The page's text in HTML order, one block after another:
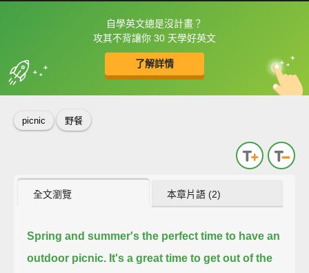
自學英文總是沒計畫？
攻其不背讓你 30 天學好英文
了解詳情
框選或點兩下字幕可以直接查字典喔！
收錄佳句 中
英
picnic 野餐
全文瀏覽 本章片語 (2)
Spring and summer's the perfect time to have an
outdoor picnic. It's a great time to get out of the